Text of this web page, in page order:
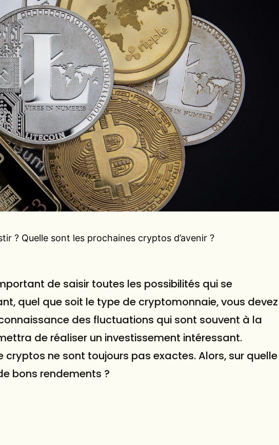
? Quelle sont les prochaines cryptos d’avenir ?
de saisir toutes les possibilités qui se
quel que soit le type de cryptomonnaie, vous devez
des fluctuations qui sont souvent à la
de réaliser un investissement intéressant.
cryptos ne sont toujours pas exactes. Alors, sur quelle
bons rendements ?